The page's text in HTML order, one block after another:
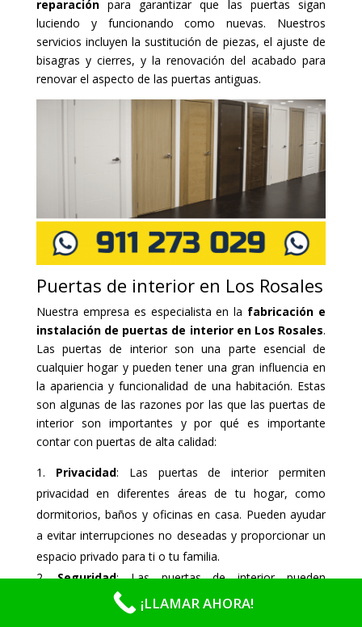
reparaciónpara garantizar que las puertas sigan
luciendo y funcionando como nuevas. Nuestros
servicios incluyen la sustitución de piezas, el ajuste de
bisagras y cierres, y la renovación del acabado para
renovar el aspecto de las puertas antiguas.
Puertas de interior en Los Rosales
Nuestra empresa es especialista en la fabricación e
instalación de puertas de interior en Los Rosales.
Las puertas de interior son una parte esencial de
cualquier hogar y pueden tener una gran influencia en
la apariencia y funcionalidad de una habitación. Estas
son algunas de las razones por las que las puertas de
interior son importantes y por qué es importante
contar con puertas de alta calidad:
Privacidad: Las puertas de interior permiten
privacidad en diferentes áreas de tu hogar, como
dormitorios, baños y oficinas en casa. Pueden ayudar
a evitar interrupciones no deseadas y proporcionar un
espacio privado para ti o tu familia.
Seguridad: Las puertas de interior pueden
proporcionar seguridad y protección en tu hogar.
Pueden ayudar a mantener a salvo a los niños y a las
¡LLAMAR AHORA!